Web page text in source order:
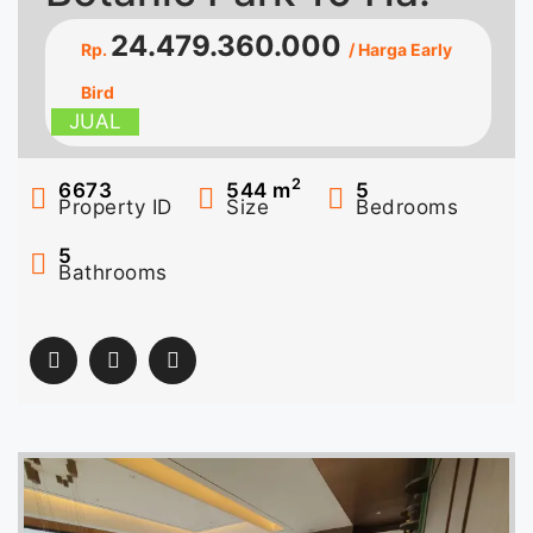
Rp. 24.479.360.000 / Harga Early
Bird
JUAL
6673
Property ID
544 m2
Size
5
Bedrooms
5
Bathrooms